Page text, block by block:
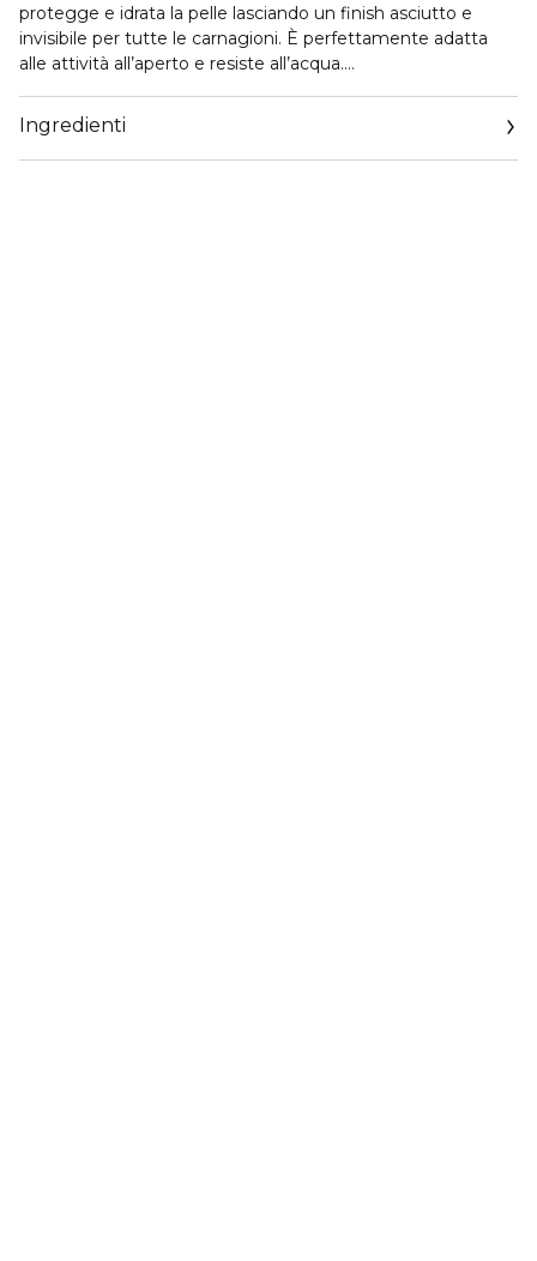
protegge e idrata la pelle lasciando un finish asciutto e
invisibile per tutte le carnagioni. È perfettamente adatta
alle attività all’aperto e resiste all’acqua.
La formula integra il [Solar Protect Complex], che
garantisce una protezione ad ampio spettro contro i raggi
UVA/UVB e la luce blu grazie alla combinazione di filtri solari.
Ingredienti